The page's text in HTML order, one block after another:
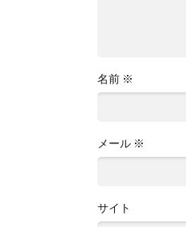
名前 ※
メール ※
サイト